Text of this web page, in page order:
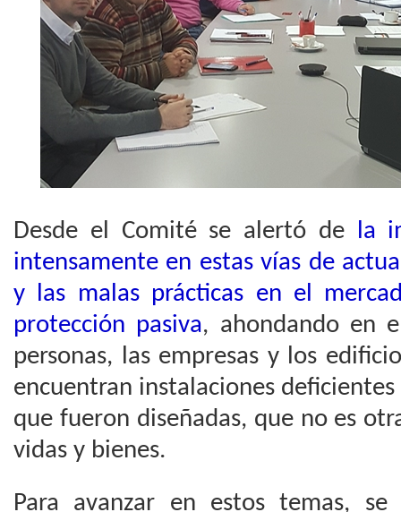
Desde el Comité se alertó de la
intensamente en estas vías de
y las malas prácticas en el
protección pasiva, ahondando en
personas, las empresas y los
encuentran instalaciones
que fueron diseñadas, que no es
vidas y bienes.
Para avanzar en estos temas,